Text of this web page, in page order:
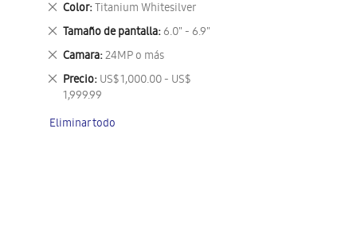
Color Titanium Whitesilver
Eliminar
este
artículo
Tamaño de pantalla 6.0" - 6.9"
Eliminar
este
artículo
Camara 24MP o más
Eliminar
este
artículo
Precio US$ 1,000.00 - US$
1,999.99
Eliminar
este
Eliminar todo